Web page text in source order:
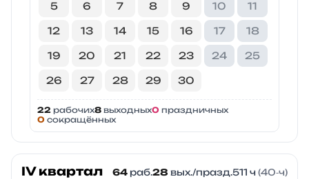
5 6 7 8 9 10 11
12 13 14 15 16 17 18
19 20 21 22 23 24 25
26 27 28 29 30
22 рабочих8 выходных0 праздничных
0 сокращённых
IV квартал 64 раб.28 вых./празд.511 ч (40‑ч)